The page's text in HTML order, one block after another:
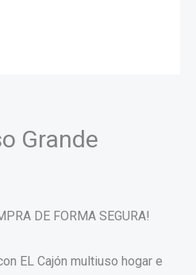
Grande
DE FORMA SEGURA!
EL Cajón multiuso hogar e